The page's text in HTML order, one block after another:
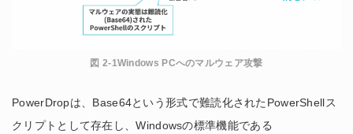
図 2-1Windows PCへのマルウェア攻撃
PowerDropは、Base64という形式で難読化されたPowerShellス
クリプトとして存在し、Windowsの標準機能である